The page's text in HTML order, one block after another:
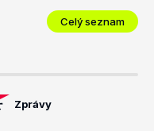
Celý seznam
Zprávy